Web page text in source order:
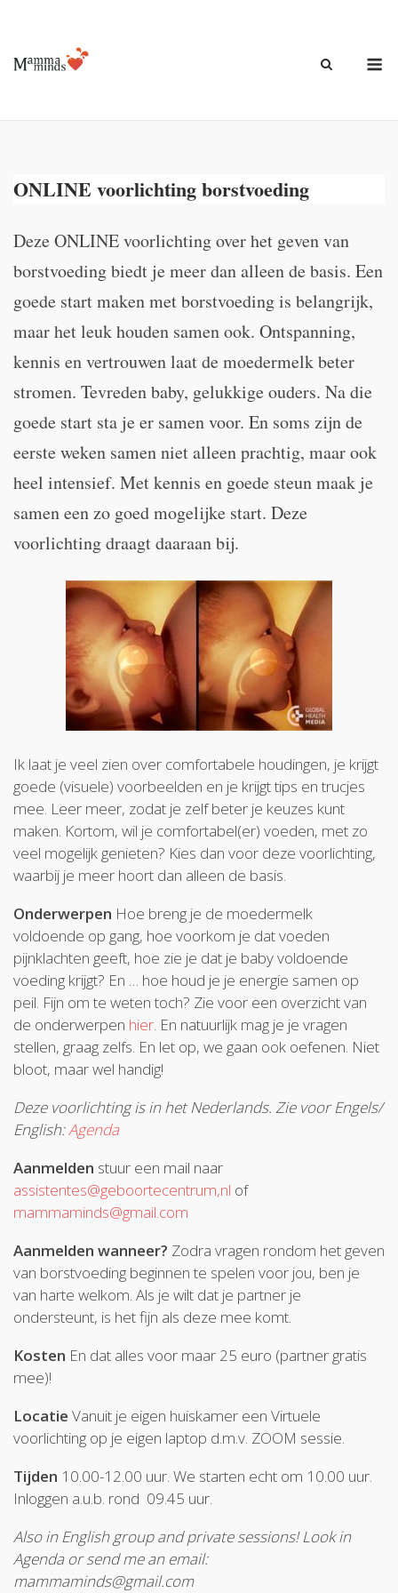
de
inhoud
ONLINE voorlichting borstvoeding
Deze ONLINE voorlichting over het geven van
borstvoeding biedt je meer dan alleen de basis. Een
goede start maken met borstvoeding is belangrijk,
maar het leuk houden samen ook. Ontspanning,
kennis en vertrouwen laat de moedermelk beter
stromen. Tevreden baby, gelukkige ouders. Na die
goede start sta je er samen voor. En soms zijn de
eerste weken samen niet alleen prachtig, maar ook
heel intensief. Met kennis en goede steun maak je
samen een zo goed mogelijke start. Deze
voorlichting draagt daaraan bij.
Ik laat je veel zien over comfortabele houdingen, je krijgt
goede (visuele) voorbeelden en je krijgt tips en trucjes
mee. Leer meer, zodat je zelf beter je keuzes kunt
maken. Kortom, wil je comfortabel(er) voeden, met zo
veel mogelijk genieten? Kies dan voor deze voorlichting,
waarbij je meer hoort dan alleen de basis.
Onderwerpen Hoe breng je de moedermelk
voldoende op gang, hoe voorkom je dat voeden
pijnklachten geeft, hoe zie je dat je baby voldoende
voeding krijgt? En … hoe houd je je energie samen op
peil. Fijn om te weten toch? Zie voor een overzicht van
de onderwerpen hier . En natuurlijk mag je je vragen
stellen, graag zelfs. En let op, we gaan ook oefenen. Niet
bloot, maar wel handig!
Deze voorlichting is in het Nederlands. Zie voor Engels/
English:Agenda
Aanmelden stuur een mail naar
assistentes@geboortecentrum,nl of
mammaminds@gmail.com
Aanmelden wanneer? Zodra vragen rondom het geven
van borstvoeding beginnen te spelen voor jou, ben je
van harte welkom. Als je wilt dat je partner je
ondersteunt, is het fijn als deze mee komt.
Kosten En dat alles voor maar 25 euro (partner gratis
mee)!
Locatie Vanuit je eigen huiskamer een Virtuele
voorlichting op je eigen laptop d.m.v. ZOOM sessie.
Tijden 10.00-12.00 uur. We starten echt om 10.00 uur.
Inloggen a.u.b. rond 09.45 uur.
Also in English group and private sessions! Look in
Agenda or send me an email:
mammaminds@gmail.com